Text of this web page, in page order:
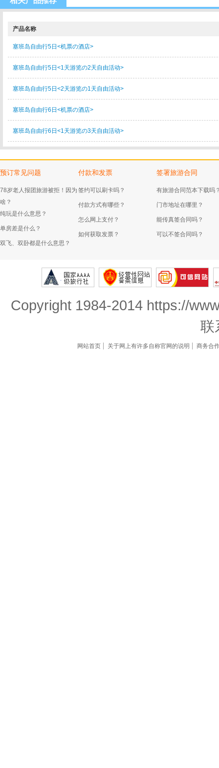
产品名称
塞班岛自由行5日<机票の酒店>
塞班岛自由行5日<1天游览の2天自由活动>
塞班岛自由行5日<2天游览の1天自由活动>
塞班岛自由行6日<机票の酒店>
塞班岛自由行6日<1天游览の3天自由活动>
预订常见问题
78岁老人报团旅游被拒！因为
啥？
纯玩是什么意思？
单房差是什么？
双飞、双卧都是什么意思？
付款和发票
签约可以刷卡吗？
付款方式有哪些？
怎么网上支付？
如何获取发票？
签署旅游合同
有旅游合同范本下载吗
门市地址在哪里？
能传真签合同吗？
可以不签合同吗？
Copyright 1984-2014 https://
联
网站首页 关于网上有许多自称官网的说明 商务合